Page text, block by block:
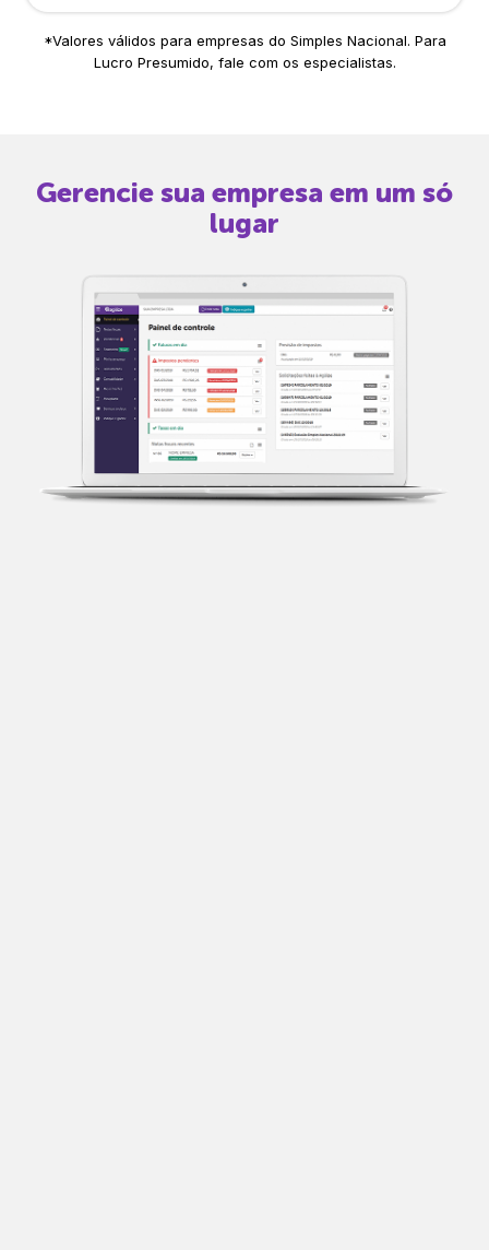
*Valores válidos para empresas do Simples Nacional. Para
Lucro Presumido, fale com os especialistas.
Gerencie sua empresa em um só
lugar